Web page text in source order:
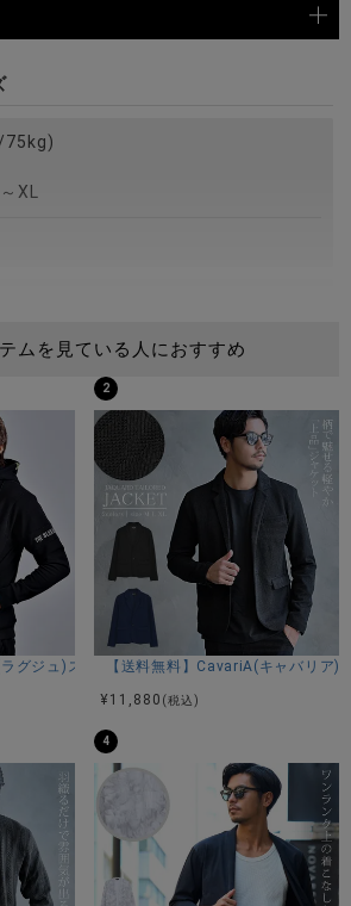
75kg)
XL
～L
ストア)にCavariA【キャバリア】のオ
施されたキレイさとカジュアルさを兼
。
に設定されたシルエットは体のライン
見せてくれます。
入れることで、自分好みにアレンジが
ムを見ている人におすすめ
ラグジュ)ストレッチ裏フリースジップパーカー/全
2
【送料無料】CavariA(キャバリア
¥ 11,880 (税込)
4